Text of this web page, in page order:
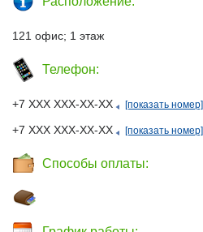
121 офис; 1 этаж
Телефон:
+7 ХХХ ХХХ-ХХ-ХХ [показать номер]
+7 ХХХ ХХХ-ХХ-ХХ [показать номер]
Способы оплаты: